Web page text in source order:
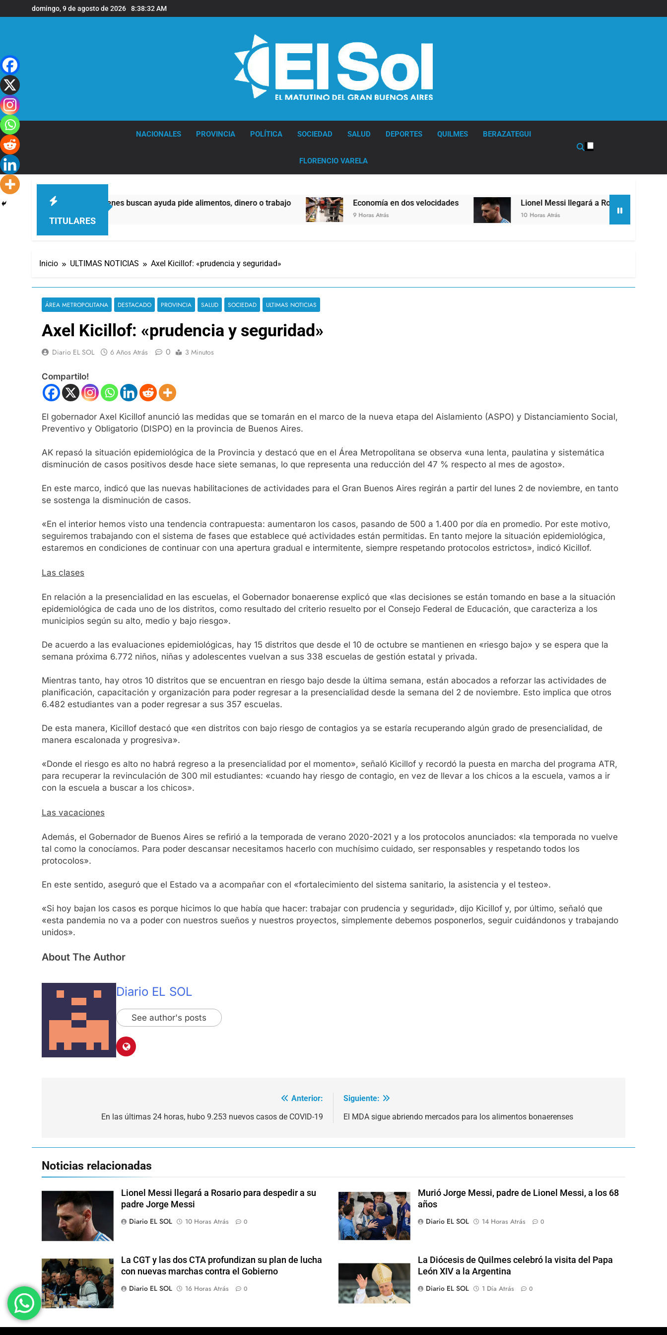
al
domingo, 9 de agosto de 2026 8:38:33 AM
NACIONALES PROVINCIA POLÍTICA SOCIEDAD SALUD DEPORTES QUILMES BERAZATEGUI
FLORENCIO VARELA
TITULARES
la mitad de quienes buscan ayuda pide alimentos, dinero o trabajo Economía en dos velocidades
9 Horas Atrás
Lionel Messi llegará a Rosario para despedir a su
10 Horas Atrás
Inicio ULTIMAS NOTICIAS Axel Kicillof: «prudencia y seguridad»
ÁREA METROPOLITANA DESTACADO PROVINCIA SALUD SOCIEDAD ULTIMAS NOTICIAS
Axel Kicillof: «prudencia y seguridad»
Diario EL SOL 6 Años Atrás 0 3 Minutos
Compartilo!
El gobernador Axel Kicillof anunció las medidas que se tomarán en el marco de la nueva etapa del Aislamiento (ASPO) y Distanciamiento Social,
Preventivo y Obligatorio (DISPO) en la provincia de Buenos Aires.
AK repasó la situación epidemiológica de la Provincia y destacó que en el Área Metropolitana se observa «una lenta, paulatina y sistemática
disminución de casos positivos desde hace siete semanas, lo que representa una reducción del 47 % respecto al mes de agosto».
En este marco, indicó que las nuevas habilitaciones de actividades para el Gran Buenos Aires regirán a partir del lunes 2 de noviembre, en tanto
se sostenga la disminución de casos.
«En el interior hemos visto una tendencia contrapuesta: aumentaron los casos, pasando de 500 a 1.400 por día en promedio. Por este motivo,
seguiremos trabajando con el sistema de fases que establece qué actividades están permitidas. En tanto mejore la situación epidemiológica,
estaremos en condiciones de continuar con una apertura gradual e intermitente, siempre respetando protocolos estrictos», indicó Kicillof.
Las clases
En relación a la presencialidad en las escuelas, el Gobernador bonaerense explicó que «las decisiones se están tomando en base a la situación
epidemiológica de cada uno de los distritos, como resultado del criterio resuelto por el Consejo Federal de Educación, que caracteriza a los
municipios según su alto, medio y bajo riesgo».
De acuerdo a las evaluaciones epidemiológicas, hay 15 distritos que desde el 10 de octubre se mantienen en «riesgo bajo» y se espera que la
semana próxima 6.772 niños, niñas y adolescentes vuelvan a sus 338 escuelas de gestión estatal y privada.
Mientras tanto, hay otros 10 distritos que se encuentran en riesgo bajo desde la última semana, están abocados a reforzar las actividades de
planificación, capacitación y organización para poder regresar a la presencialidad desde la semana del 2 de noviembre. Esto implica que otros
6.482 estudiantes van a poder regresar a sus 357 escuelas.
De esta manera, Kicillof destacó que «en distritos con bajo riesgo de contagios ya se estaría recuperando algún grado de presencialidad, de
manera escalonada y progresiva».
«Donde el riesgo es alto no habrá regreso a la presencialidad por el momento», señaló Kicillof y recordó la puesta en marcha del programa ATR,
para recuperar la revinculación de 300 mil estudiantes: «cuando hay riesgo de contagio, en vez de llevar a los chicos a la escuela, vamos a ir
con la escuela a buscar a los chicos».
Las vacaciones
Además, el Gobernador de Buenos Aires se refirió a la temporada de verano 2020-2021 y a los protocolos anunciados: «la temporada no vuelve
tal como la conocíamos. Para poder descansar necesitamos hacerlo con muchísimo cuidado, ser responsables y respetando todos los
protocolos».
En este sentido, aseguró que el Estado va a acompañar con el «fortalecimiento del sistema sanitario, la asistencia y el testeo».
«Si hoy bajan los casos es porque hicimos lo que había que hacer: trabajar con prudencia y seguridad», dijo Kicillof y, por último, señaló que
«esta pandemia no va a poder con nuestros sueños y nuestros proyectos, simplemente debemos posponerlos, seguir cuidándonos y trabajando
unidos».
About The Author
Diario EL SOL
See author's posts
Anterior:
En las últimas 24 horas, hubo 9.253 nuevos casos de COVID-19
Siguiente:
El MDA sigue abriendo mercados para los alimentos bonaerenses
Noticias relacionadas
Lionel Messi llegará a Rosario para despedir a su
padre Jorge Messi
Diario EL SOL
10 Horas Atrás 0
Murió Jorge Messi, padre de Lionel Messi, a los 68
años
Diario EL SOL
14 Horas Atrás 0
La CGT y las dos CTA profundizan su plan de lucha
con nuevas marchas contra el Gobierno
Diario EL SOL
16 Horas Atrás 0
La Diócesis de Quilmes celebró la visita del Papa
León XIV a la Argentina
Diario EL SOL
1 Día Atrás 0